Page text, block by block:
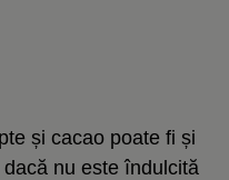
și cacao poate fi și
nu este îndulcită